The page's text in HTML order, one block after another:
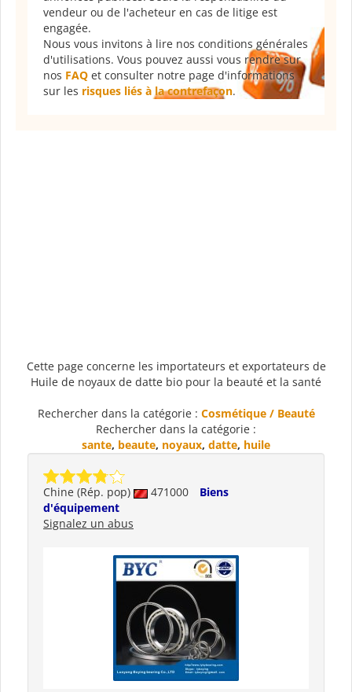
vendeur ou de l'acheteur en cas de litige est
engagée.
Nous vous invitons à lire nos conditions générales
d'utilisations. Vous pouvez aussi vous rendre sur
nos FAQ et consulter notre page d'informations
sur les risques liés à la contrefaçon.
Cette page concerne les importateurs et exportateurs de
Huile de noyaux de datte bio pour la beauté et la santé
Rechercher dans la catégorie : Cosmétique / Beauté
Rechercher dans la catégorie :
sante, beaute, noyaux, datte, huile
Chine (Rép. pop) 471000
Biens
d'équipement
Signalez un abus